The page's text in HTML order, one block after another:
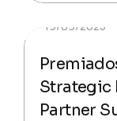
19/09/2025
Strategic
Partner